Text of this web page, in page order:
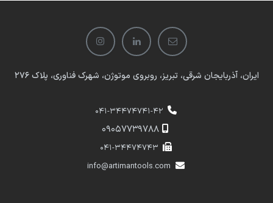
ایران، آذربایجان شرقی، تبریز، روبروی موتوژن، شهرک فناوری، پلاک 276
041-34474741-42
​​09057739788
041-34474743
info@artimantools.com